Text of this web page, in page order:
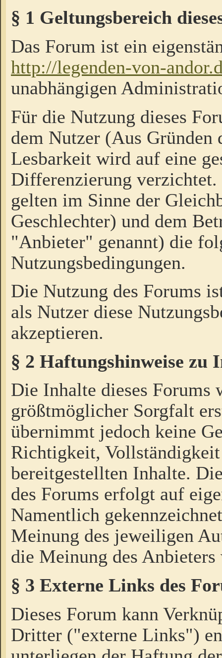
§ 1 Geltungsbereich
Das Forum ist ein
http://legenden-von-
unabhängigen
Für die Nutzung dieses
dem Nutzer (Aus Gründen
Lesbarkeit wird auf eine
Differenzierung
gelten im Sinne der
Geschlechter) und dem
"Anbieter" genannt) die
Nutzungsbedingungen.
Die Nutzung des Forums
als Nutzer diese
akzeptieren.
§ 2 Haftungshinweise zu
Die Inhalte dieses Forums
größtmöglicher Sorgfalt
übernimmt jedoch keine
Richtigkeit,
bereitgestellten Inhalte.
des Forums erfolgt auf
Namentlich
Meinung des jeweiligen
die Meinung des Anbieters
§ 3 Externe Links des
Dieses Forum kann
Dritter ("externe Links")